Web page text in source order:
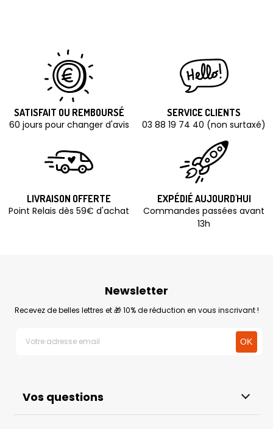
SATISFAIT OU REMBOURSÉ
60 jours pour changer d'avis
SERVICE CLIENTS
03 88 19 74 40 (non surtaxé)
LIVRAISON OFFERTE
Point Relais dès 59€ d'achat
EXPÉDIÉ AUJOURD'HUI
Commandes passées avant
13h
Vos questions
Newsletter
Recevez de belles lettres et 🎁 10% de réduction en vous inscrivant !